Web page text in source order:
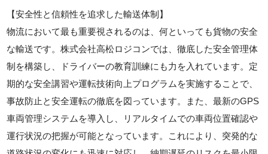
【安全性と信頼性を追求した輸送体制】
物流において最も重要視されるのは、何といっても貨物の安全
な輸送です。株式会社高松ロジコンでは、徹底した安全管理体
制を構築し、ドライバーの教育訓練にも力を入れています。定
期的な安全講習や運転技術向上プログラムを実施することで、
事故防止と安全運転の徹底を図っています。また、最新のGPS
車両管理システムを導入し、リアルタイムでの車両位置確認や
運行状況の把握が可能となっています。これにより、突発的な